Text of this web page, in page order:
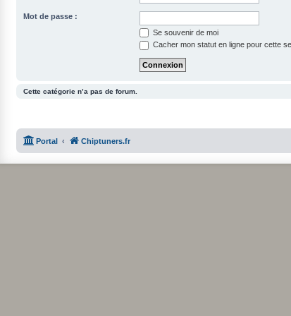
Mot de passe :
Se souvenir de moi
Cacher mon statut en ligne pour cette
Cette catégorie n’a pas de forum.
Portal Chiptuners.fr